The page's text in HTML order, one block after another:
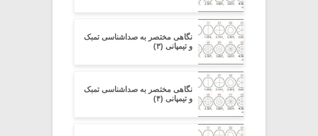
نگاهی مختصر به صداشناسی تمبک
و تیمپانی (۳)
نگاهی مختصر به صداشناسی تمبک
و تیمپانی (۴)